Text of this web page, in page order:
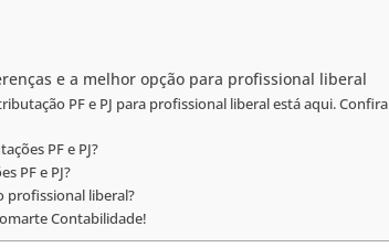
e a melhor opção para profissional liberal
PF e PJ para profissional liberal está aqui. Confira
PF e PJ?
PF e PJ?
profissional liberal?
Contabilidade!